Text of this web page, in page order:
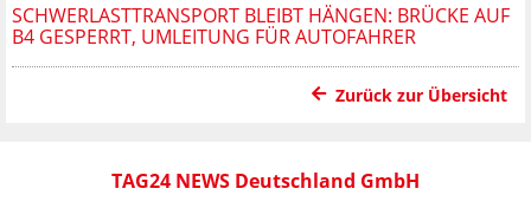
SCHWERLASTTRANSPORT BLEIBT HÄNGEN: BRÜCKE AUF
B4 GESPERRT, UMLEITUNG FÜR AUTOFAHRER
Zurück zur Übersicht
TAG24 NEWS Deutschland GmbH